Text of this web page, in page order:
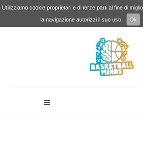
Utilizziamo cookie proprietari e di terze parti al fine di
la navigazione autorizzi il suo uso.
Ok